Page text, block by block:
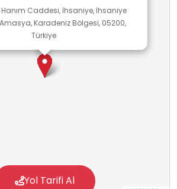
olmanın önemini
temel ilk yardım ve güvenlik
ve afet bilinci
ve çevresindeki kişilerin
Caddesi, İhsaniye, İhsaniye
Karadeniz Bölgesi, 05200,
Türkiye
Yol Tarifi Al